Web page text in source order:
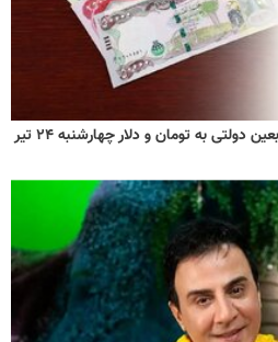
قیمت دینار عراق امروز + نرخ ارز اربعین دولتی به تومان و دلار چهارشنبه ۲۴ تیر